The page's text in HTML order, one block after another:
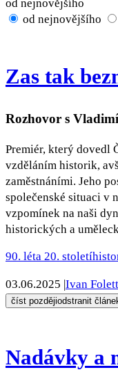
od nejnovějšího
od nejnovějšího
Zas tak
Rozhovor s
Premiér, který dovedl
vzděláním historik,
zaměstnáními. Jeho
společenské situaci v
vzpomínek na naši
historických a
90. léta 20. století
03.06.2025 |Ivan
číst pozdějiodstranit
Nadávky a